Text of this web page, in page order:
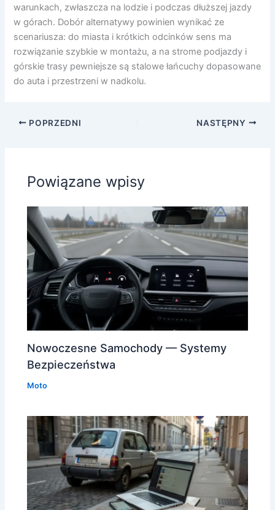
warunkach, zwłaszcza na lodzie i podczas dłuższej jazdy
w górach. Dobór alternatywy powinien wynikać ze
scenariusza: do miasta i krótkich odcinków sens ma
rozwiązanie szybkie w montażu, a na strome podjazdy i
górskie trasy pewniejsze są stalowe łańcuchy dopasowane
do auta i przestrzeni w nadkolu.
POPRZEDNI NASTĘPNY
Powiązane wpisy
Nowoczesne Samochody — Systemy
Bezpieczeństwa
Moto